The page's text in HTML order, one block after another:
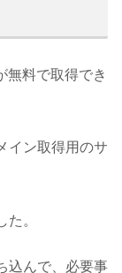
無料で取得でき
イン取得用のサ
。
込んで、必要事